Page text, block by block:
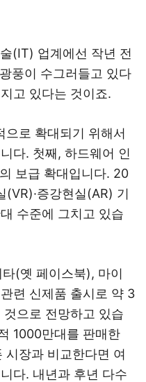
(IT) 업계에선 작년 전
풍이 수그러들고 있다
고 있다는 것이죠.
으로 확대되기 위해서
다. 첫째, 하드웨어 인
보급 확대입니다. 20
증강현실(AR) 기
수준에 그치고 있습
(옛 페이스북), 마이
련 신제품 출시로 약 3
으로 전망하고 있습
1000만대를 판매한
시장과 비교한다면 여
다. 내년과 후년 다수